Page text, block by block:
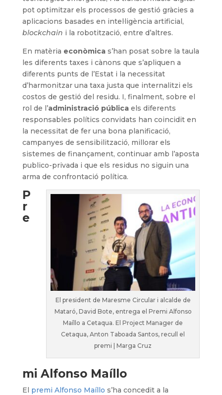
pot optimitzar els processos de gestió gràcies a
aplicacions basades en intel·ligència artificial,
blockchain i la robotització, entre d’altres.
En matèria econòmicas’han posat sobre la taula
les diferents taxes i cànons que s’apliquen a
diferents punts de l’Estat i la necessitat
d’harmonitzar una taxa justa que internalitzi els
costos de gestió del residu. I, finalment, sobre el
rol de l’administració públicaels diferents
responsables polítics convidats han coincidit en
la necessitat de fer una bona planificació,
campanyes de sensibilització, millorar els
sistemes de finançament, continuar amb l’aposta
publico-privada i que els residus no siguin una
arma de confrontació política.
El president de Maresme Circular i alcalde de
Mataró, David Bote, entrega el Premi Alfonso
Maíllo a Cetaqua. El Project Manager de
Cetaqua, Anton Taboada Santos, recull el
premi | Marga Cruz
P
r
e
mi Alfonso Maíllo
El premi Alfonso Maíllo s’ha concedit a la